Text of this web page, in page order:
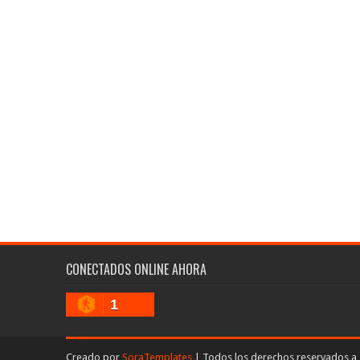
CONECTADOS ONLINE AHORA
1
Creado por SoraTemplates | Todos los derechos reservados a